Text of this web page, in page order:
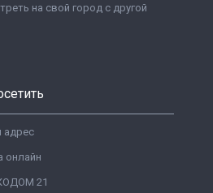
на свой город с другой
адрес
онлайн
21